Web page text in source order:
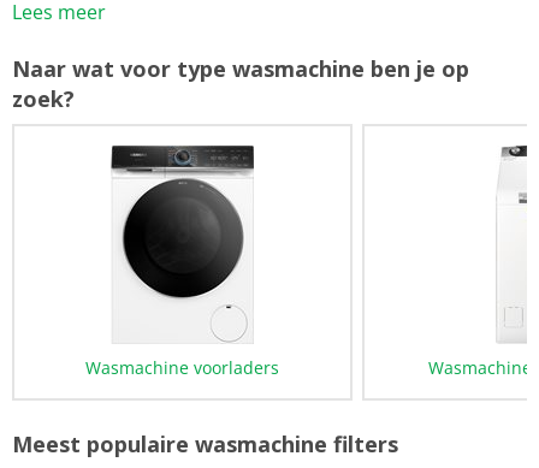
Lees meer
Naar wat voor type wasmachine ben je op
zoek?
Wasmachine voorladers
Meest populaire wasmachine filters